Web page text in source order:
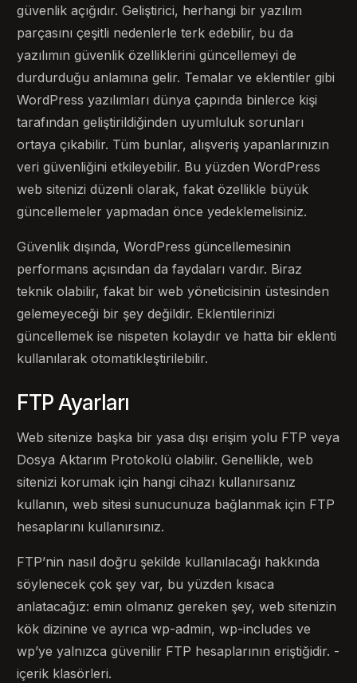
güvenlik açığıdır. Geliştirici, herhangi bir yazılım
parçasını çeşitli nedenlerle terk edebilir, bu da
yazılımın güvenlik özelliklerini güncellemeyi de
durdurduğu anlamına gelir. Temalar ve eklentiler gibi
WordPress yazılımları dünya çapında binlerce kişi
tarafından geliştirildiğinden uyumluluk sorunları
ortaya çıkabilir. Tüm bunlar, alışveriş yapanlarınızın
veri güvenliğini etkileyebilir. Bu yüzden WordPress
web sitenizi düzenli olarak, fakat özellikle büyük
güncellemeler yapmadan önce yedeklemelisiniz.
Güvenlik dışında, WordPress güncellemesinin
performans açısından da faydaları vardır. Biraz
teknik olabilir, fakat bir web yöneticisinin üstesinden
gelemeyeceği bir şey değildir. Eklentilerinizi
güncellemek ise nispeten kolaydır ve hatta bir eklenti
kullanılarak otomatikleştirilebilir.
FTP Ayarları
Web sitenize başka bir yasa dışı erişim yolu FTP veya
Dosya Aktarım Protokolü olabilir. Genellikle, web
sitenizi korumak için hangi cihazı kullanırsanız
kullanın, web sitesi sunucunuza bağlanmak için FTP
hesaplarını kullanırsınız.
FTP’nin nasıl doğru şekilde kullanılacağı hakkında
söylenecek çok şey var, bu yüzden kısaca
anlatacağız: emin olmanız gereken şey, web sitenizin
kök dizinine ve ayrıca wp-admin, wp-includes ve
wp’ye yalnızca güvenilir FTP hesaplarının eriştiğidir. -
içerik klasörleri.